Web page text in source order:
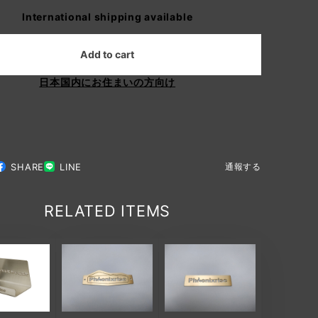
International shipping available
Add to cart
日本国内にお住まいの方向け
SHARE LINE 通報する
RELATED ITEMS